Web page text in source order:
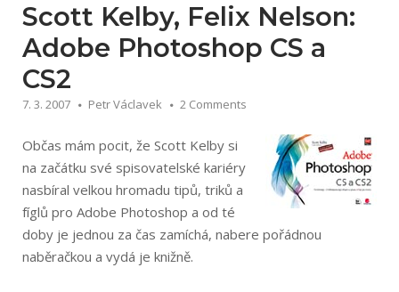
Scott Kelby, Felix Nelson:
Adobe Photoshop CS a
CS2
7. 3. 2007 Petr Václavek 2 Comments
Občas mám pocit, že Scott Kelby si
na začátku své spisovatelské kariéry
nasbíral velkou hromadu tipů, triků a
fíglů pro Adobe Photoshop a od té
doby je jednou za čas zamíchá, nabere pořádnou
naběračkou a vydá je knižně.